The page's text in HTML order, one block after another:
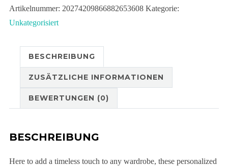
T-
shirt
Artikelnummer: 20274209866882653608 Kategorie:
Unkategorisiert
BESCHREIBUNG
ZUSÄTZLICHE INFORMATIONEN
BEWERTUNGEN (0)
BESCHREIBUNG
Here to add a timeless touch to any wardrobe, these personalized